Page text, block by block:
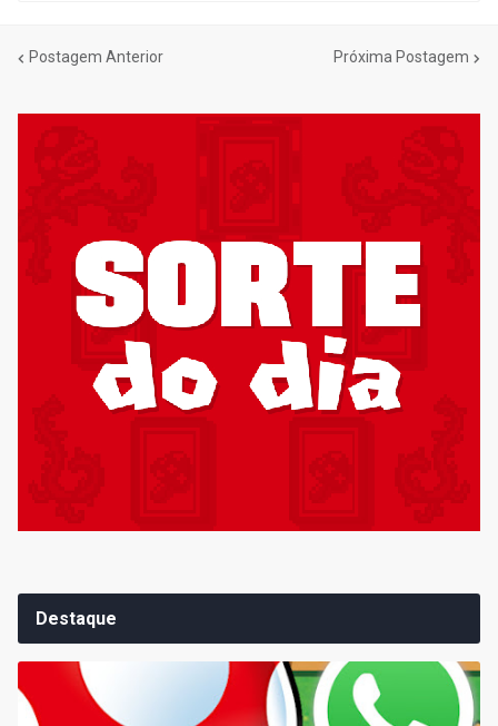
Postagem Anterior Próxima Postagem
Destaque